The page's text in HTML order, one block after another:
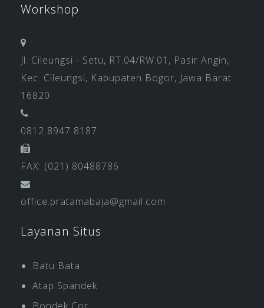
Workshop
Jl. Cileungsi - Setu, RT.04/RW.01, Pasir Angin,
Kec. Cileungsi, Kabupaten Bogor, Jawa Barat
16820
0812 8947 8187
FAX: (021) 80488786
office.pratamabaja@gmail.com
Layanan Situs
Batu Bata
Atap Spandek
Bondek Cor